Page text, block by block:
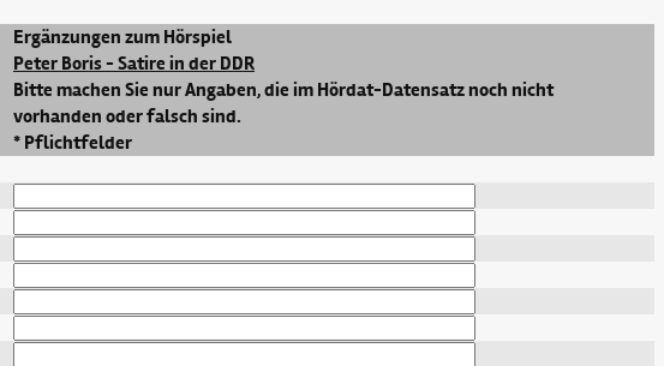
Ergänzungen zum Hörspiel
Peter Boris - Satire in der DDR
Bitte machen Sie nur Angaben, die im Hördat-Datensatz noch nicht
vorhanden oder falsch sind.
* Pflichtfelder